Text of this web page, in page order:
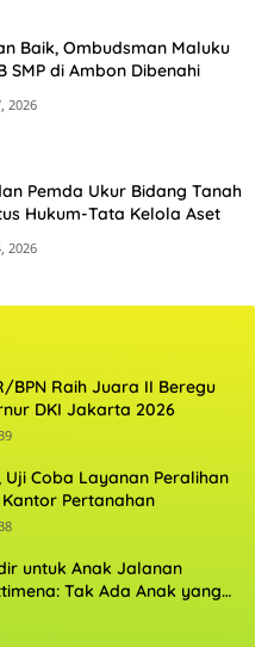
Baik, Ombudsman Maluku
SMP di Ambon Dibenahi
2026
Pemda Ukur Bidang Tanah
Hukum-Tata Kelola Aset
2026
BPN Raih Juara II Beregu
DKI Jakarta 2026
Uji Coba Layanan Peralihan
Kantor Pertanahan
untuk Anak Jalanan
Tak Ada Anak yang
Masa Depannya